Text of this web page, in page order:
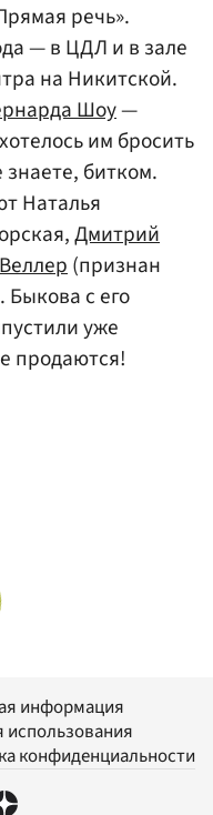
речь».
— в ЦДЛ и в зале
на Никитской.
Шоу—
им бросить
битком.
Наталья
Дмитрий
(признан
с его
уже
продаются!
информация
использования
конфиденциальности